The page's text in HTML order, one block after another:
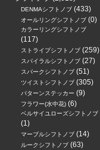
DENMAシフトノブ (433)
オールリングシフトノブ (0)
カラーリングシフトノブ
(117)
ストライプシフトノブ (259)
スパイラルシフトノブ (27)
スパークシフトノブ (51)
ツイストシフトノブ (305)
パターンステッカー (9)
フラワー(水中花) (6)
ベルサイユローズシフトノブ
(1)
マーブルシフトノブ (14)
ルークシフトノブ (63)